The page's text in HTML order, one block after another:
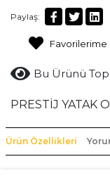
Paylaş:
Favorilerime
Bu Ürünü
PRESTİJ YATAK
Ürün Özellikleri